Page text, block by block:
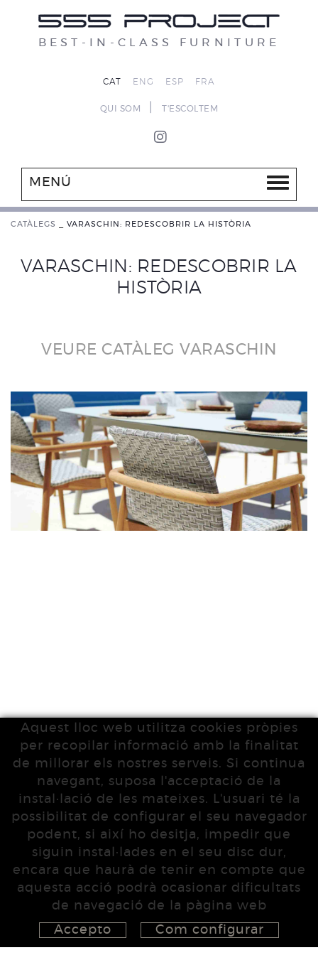
BEST-IN-CLASS FURNITURE
CAT ENG ESP FRA
QUI SOM T'ESCOLTEM
MENÚ
CATÀLEGS VARASCHIN: REDESCOBRIR LA HISTÒRIA
VARASCHIN: REDESCOBRIR LA
HISTÒRIA
VEURE CATÀLEG VARASCHIN
Aquest lloc web utilitza cookies pròpies
per recopilar informació amb la finalitat
de millorar els nostres serveis. Si continua
navegant, suposa l'acceptació de la
instal·lació de les mateixes. L'usuari té la
possibilitat de configurar el seu navegador
podent, si així ho desitja, impedir que
siguin instal·lades en el seu disc dur,
encara que haurà de tenir en compte que
aquesta acció podrà ocasionar dificultats
de navegació de la pàgina web
Accepto
Com configurar